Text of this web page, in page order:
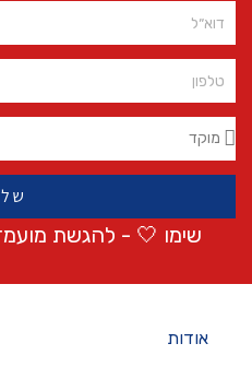
Email
שימו 🤍 - להגשת
אודות